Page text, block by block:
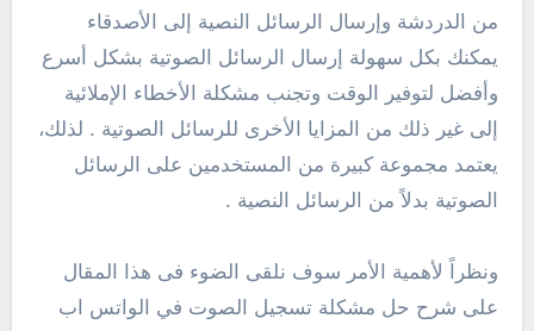
من الدردشة وإرسال الرسائل النصية إلى الأصدقاء
يمكنك بكل سهولة إرسال الرسائل الصوتية بشكل أسرع
وأفضل لتوفير الوقت وتجنب مشكلة الأخطاء الإملائية
إلى غير ذلك من المزايا الأخرى للرسائل الصوتية . لذلك،
يعتمد مجموعة كبيرة من المستخدمين على الرسائل
الصوتية بدلاً من الرسائل النصية .
ونظراً لأهمية الأمر سوف نلقى الضوء فى هذا المقال
على شرح حل مشكلة تسجيل الصوت في الواتس اب